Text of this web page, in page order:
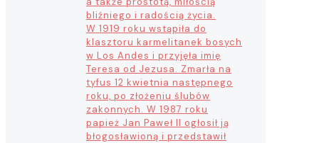
bliźniego i radością życia.
W 1919 roku wstąpiła do
klasztoru karmelitanek bosych
w Los Andes i przyjęła imię
Teresa od Jezusa. Zmarła na
tyfus 12 kwietnia następnego
roku, po złożeniu ślubów
zakonnych. W 1987 roku
papież Jan Paweł II ogłosił ją
błogosławioną i przedstawił